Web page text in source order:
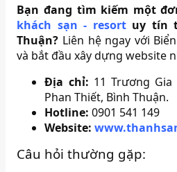
Bạn đang tìm kiếm một
khách sạn - resortuy tín
Thuận? Liên hệ ngay với
và bắt đầu xây dựng website
Địa chỉ: 11 Trương
Phan Thiết, Bình Thuận.
Hotline: 0901 541 149
Website:
Câu hỏi thường gặp: